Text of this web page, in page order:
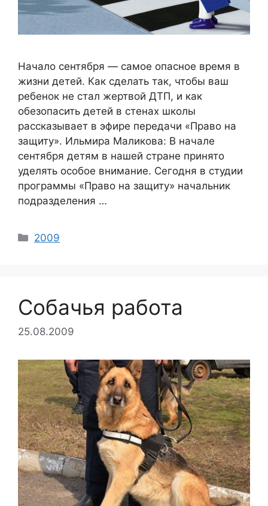
Начало сентября — самое опасное время в
жизни детей. Как сделать так, чтобы ваш
ребенок не стал жертвой ДТП, и как
обезопасить детей в стенах школы
рассказывает в эфире передачи «Право на
защиту». Ильмира Маликова: В начале
сентября детям в нашей стране принято
уделять особое внимание. Сегодня в студии
программы «Право на защиту» начальник
подразделения …
Categories
2009
Собачья работа
25.08.2009